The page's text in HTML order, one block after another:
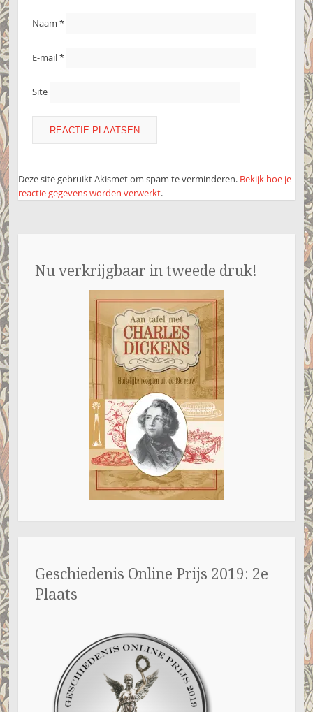
Naam *
E-mail*
Site
Deze site gebruikt Akismet om spam te verminderen. Bekijk hoe je
reactie gegevens worden verwerkt.
Nu verkrijgbaar in tweede druk!
Geschiedenis Online Prijs 2019: 2e
Plaats